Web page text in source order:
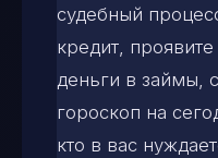
судебный
кредит,
деньги в займы,
гороскоп на
кто в вас